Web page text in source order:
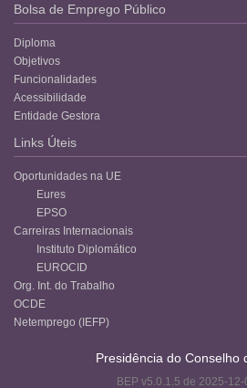
Bolsa de Emprego Público
Diploma
Objetivos
Funcionalidades
Acessibilidade
Entidade Gestora
Links Úteis
Oportunidades na UE
Eures
EPSO
Carreiras Internacionais
Instituto Diplomático
EUROCID
Org. Int. do Trabalho
OCDE
Netemprego (IEFP)
Presidência do Conselho
BEP v5.0.1.5 de 2025-12-